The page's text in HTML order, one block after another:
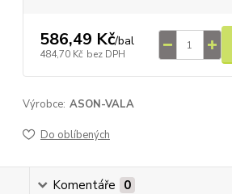
586,49 Kč/bal
484,70 Kč bez DPH
Výrobce: ASON-VALA
Do oblíbených
Komentáře 0